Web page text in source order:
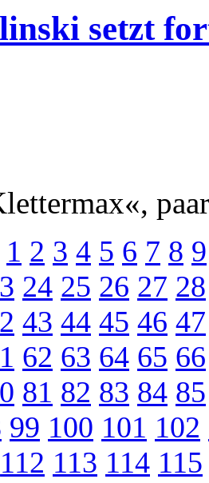
setzt
1 2 3 4 5 6 7 8 9
24 25 26 27 28
43 44 45 46 47
62 63 64 65 66
81 82 83 84 85
99 100 101 102
112 113 114 115